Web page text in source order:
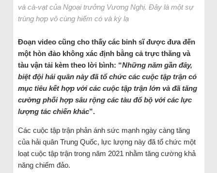
và cà-vạt của Ngoại trưởng Vương Nghị. Đây là một sự
trùng hợp vô cùng hiếm có và kỳ lạ
Đoạn video cũng cho thấy các binh sĩ được đưa đến
một hòn đảo không xác định bằng cả trực thăng và
tàu vận tải kèm theo lời bình: “Những năm gần đây,
biệt đội hải quân này đã tổ chức các cuộc tập trận có
mục tiêu kết hợp với các cuộc tập trận lớn và đã tăng
cường phối hợp sâu rộng các tàu đổ bộ với các lực
lượng tác chiến khác”.
Các cuộc tập trận phản ánh sức mạnh ngày càng tăng
của hải quân Trung Quốc, lực lượng này đã tổ chức một
loạt cuộc tập trận trong năm 2021 nhằm tăng cường khả
năng chiếm đảo.